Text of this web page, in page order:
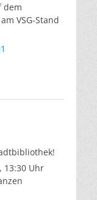
dem
VSG-Stand
13:30 Uhr